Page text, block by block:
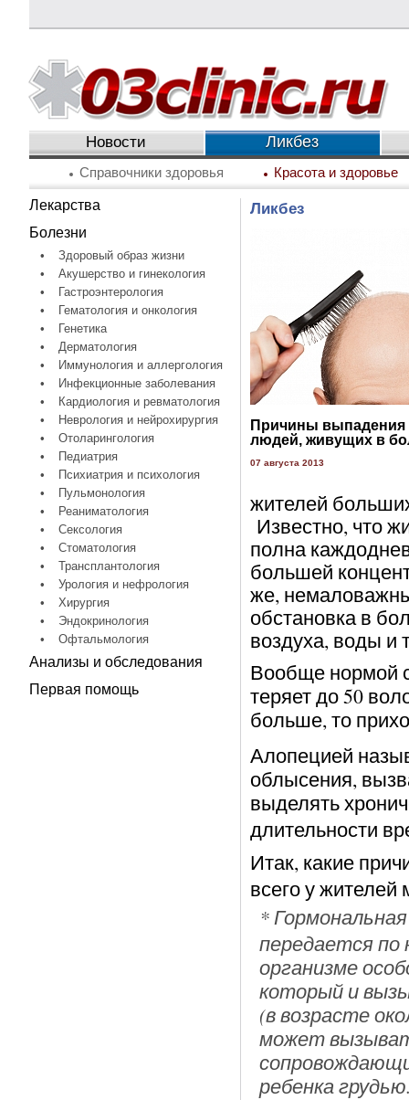
Новости Ликбез
Справочники здоровья Красота и здоровье
Лекарства
Болезни
•
Здоровый образ жизни
•
Акушерство и гинекология
•
Гастроэнтерология
•
Гематология и онкология
•
Генетика
•
Дерматология
•
Иммунология и аллергология
•
Инфекционные заболевания
•
Кардиология и ревматология
•
Неврология и нейрохирургия
•
Отоларингология
•
Педиатрия
•
Психиатрия и психология
•
Пульмонология
•
Реаниматология
•
Сексология
•
Стоматология
•
Трансплантология
•
Урология и нефрология
•
Хирургия
•
Эндокринология
•
Офтальмология
Анализы и обследования
Первая помощь
Ликбез
Причины выпадения
людей, живущих в
07 августа 2013
жителей
Известно, что
полна
большей
же,
обстановка в
воздуха, воды и
Вообще нормой
теряет до 50
больше, то
Алопецией
облысения,
выделять
длительности
Итак, какие
всего у жителей
*
передается по
организме
который и
(в возрасте
может
ребенка